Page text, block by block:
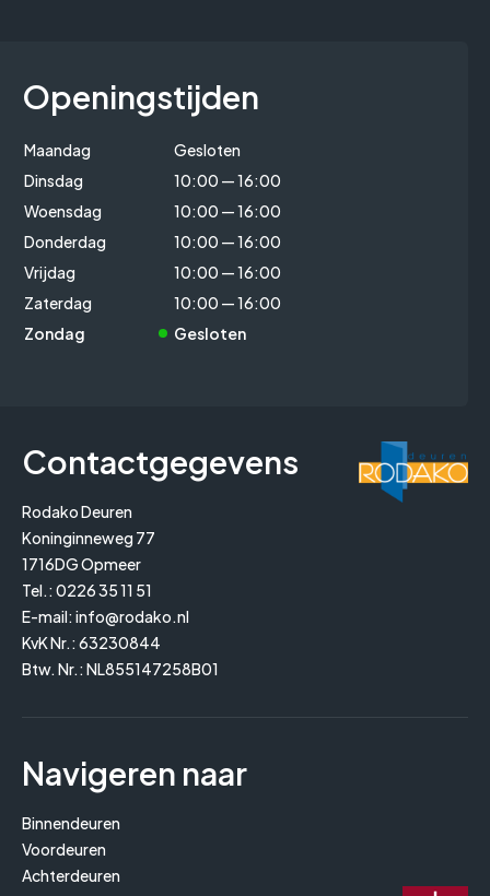
Openingstijden
Maandag
Gesloten
Dinsdag
10:00 — 16:00
Woensdag
10:00 — 16:00
Donderdag
10:00 — 16:00
Vrijdag
10:00 — 16:00
Zaterdag
10:00 — 16:00
Zondag
Gesloten
Contactgegevens
Rodako Deuren
Koninginneweg 77
1716DG Opmeer
Tel.: 0226 35 11 51
E-mail: info@rodako.nl
KvK Nr.: 63230844
Btw. Nr.: NL855147258B01
Navigeren naar
Binnendeuren
Voordeuren
Achterdeuren